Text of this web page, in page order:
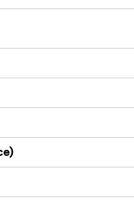
na šířku; 0,32 m (0,25×) na
proti prachu a stříkající